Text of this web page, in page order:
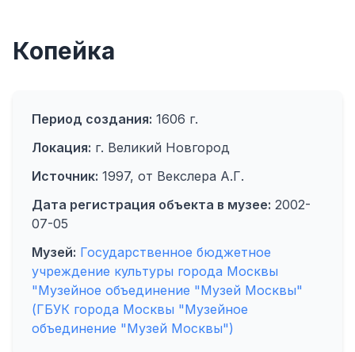
Копейка
Период создания: 1606 г.
Локация: г. Великий Новгород
Источник: 1997, от Векслера А.Г.
Дата регистрация объекта в музее: 2002-
07-05
Музей: Государственное бюджетное
учреждение культуры города Москвы
"Музейное объединение "Музей Москвы"
(ГБУК города Москвы "Музейное
объединение "Музей Москвы")